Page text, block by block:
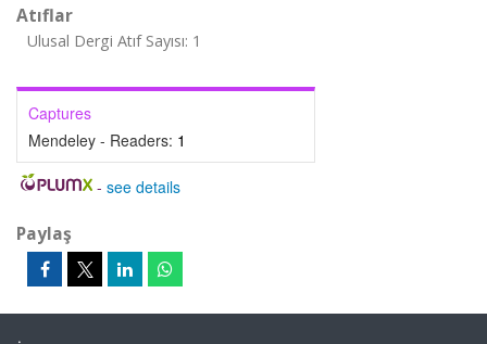
Atıflar
Ulusal Dergi Atıf Sayısı: 1
Captures
Mendeley - Readers: 1
- see details
Paylaş